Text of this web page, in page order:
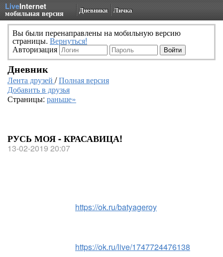
LiveInternet
мобильная версия Дневники Личка
Вы были перенаправлены на мобильную версию
страницы. Вернуться!
Авторизация
Дневник
Лента друзей /Полная версия
Добавить в друзья
Страницы: раньше»
РУСЬ МОЯ - КРАСАВИЦА!
13-02-2019 20:07
https://ok.ru/batyageroy
https://ok.ru/live/1747724476138